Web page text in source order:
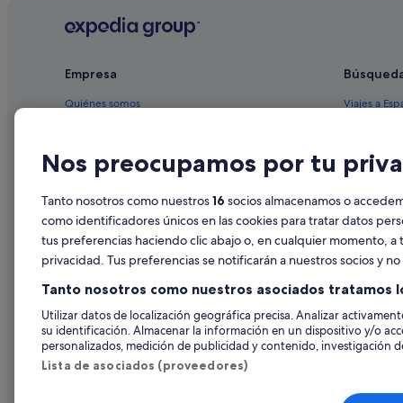
Hoteles baratos en Pilar de la Horadada
Hoteles de 5 estrellas en Pilar de la Horadada
Apartamentos en El Mojón
Villas en El Mojón
Casas de huéspedes en Mil Palmeras
Residences en Pilar de la Horadada
Casas de huéspedes en El Mojón
Hoteles de 3 estrellas en Pilar de la Horadada
Campings de caravanas en Mil Palmeras
B&B en Pilar de la Horadada
Casas de campo en Pilar de la Horadada
Empresa
Quiénes somos
Anuncia tu alojamiento
Prensa
Viajes a
Alquileres
Vuelos
Alquiler de
Nos preocupamos por tu
Tanto nosotros como nuestros16 socios almacenamos o
como identificadores únicos en las cookies para tratar datos
tus preferencias haciendo clic abajo o, en cualquier momento,
privacidad. Tus preferencias se notificarán a nuestros socios y
Tanto nosotros como nuestros asociados tratamos
Utilizar datos de localización geográfica precisa. Analizar
su identificación. Almacenar la información en un dispositivo y/o
personalizados, medición de publicidad y contenido, investigación
Lista de asociados (proveedores)